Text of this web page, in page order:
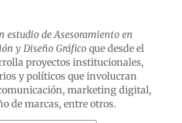
estudio de Asesoramiento en
y Diseño Gráfico que desde el
proyectos institucionales,
y políticos que involucran
marketing digital,
de marcas, entre otros.